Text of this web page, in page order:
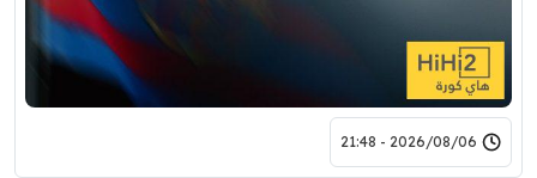
2026/08/06 - 21:48